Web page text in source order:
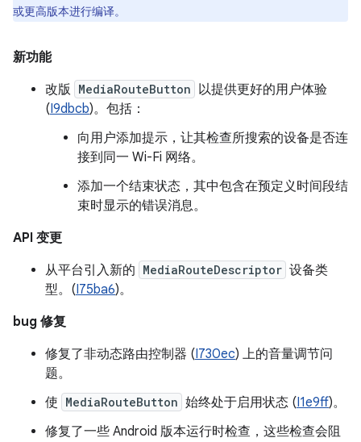
或更高版本进行编译。
新功能
改版 MediaRouteButton 以提供更好的用户体验
(I9dbcb)。包括：
向用户添加提示，让其检查所搜索的设备是否连
接到同一 Wi-Fi 网络。
添加一个结束状态，其中包含在预定义时间段结
束时显示的错误消息。
API 变更
从平台引入新的 MediaRouteDescriptor 设备类
型。(I75ba6)。
bug 修复
修复了非动态路由控制器 (I730ec) 上的音量调节问
题。
使 MediaRouteButton 始终处于启用状态 (I1e9ff)。
修复了一些 Android 版本运行时检查，这些检查会阻